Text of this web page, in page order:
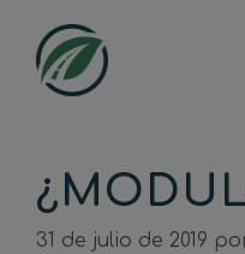
contenido
31 de julio de 2019